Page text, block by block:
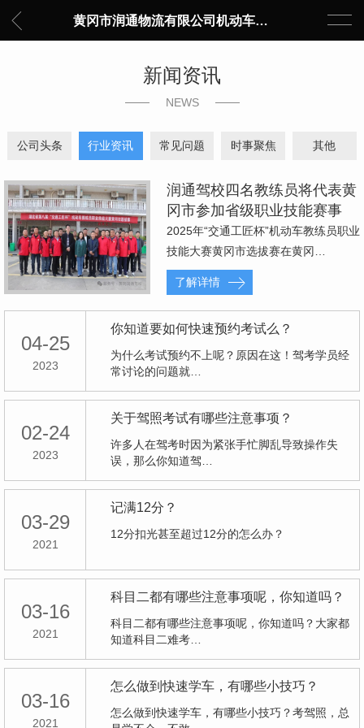
黄冈市润通物流有限公司机动车驾驶员培训中心
新闻资讯
NEWS
公司头条 行业资讯 常见问题 时事聚焦 其他
润通驾校四名教练员将代表黄
冈市参加省级职业技能赛事
2025年“交通工匠杯”机动车教练员职业
技能大赛黄冈市选拔赛在黄冈…
了解详情
04-25
2023
你知道要如何快速预约考试么？
为什么考试预约不上呢？原因在这！驾考学员经
常讨论的问题就…
02-24
2023
关于驾照考试有哪些注意事项？
许多人在驾考时因为紧张手忙脚乱导致操作失
误，那么你知道驾…
03-29
2021
记满12分？
12分扣光甚至超过12分的怎么办？
03-16
2021
科目二都有哪些注意事项呢，你知道吗？
科目二都有哪些注意事项呢，你知道吗？大家都
知道科目二难考…
03-16
2021
怎么做到快速学车，有哪些小技巧？
怎么做到快速学车，有哪些小技巧？考驾照，总